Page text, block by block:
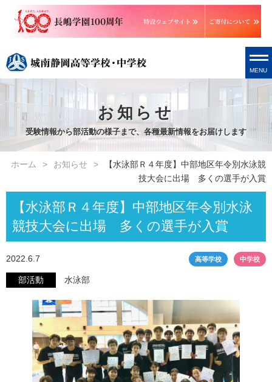
MENU
お知らせ
受験情報から部活動の様子まで、各種最新情報をお届けします
ホーム お知らせ
【水泳部Ｒ４年度】中部地区年令別水泳競
技大会に出場 多くの選手が入賞
【水泳部Ｒ４年度】中部地区年令別水泳
競技大会に出場 多くの選手が入賞
2022.6.7 高等学校 中学校
部活動 水泳部